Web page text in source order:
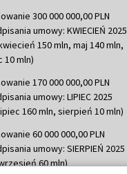
300 000 000,00 PLN
umowy: KWIECIEŃ 2025
150 mln, maj 140 mln,
10 mln)
170 000 000,00 PLN
umowy: LIPIEC 2025
160 mln, sierpień 10 mln)
60 000 000,00 PLN
umowy: SIERPIEŃ 2025
60 mln)